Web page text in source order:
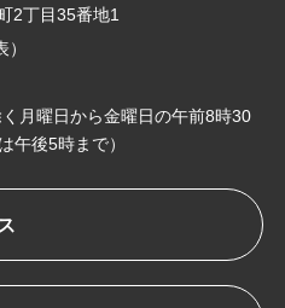
2丁目35番地1
月曜日から金曜日の午前8時30
午後5時まで）